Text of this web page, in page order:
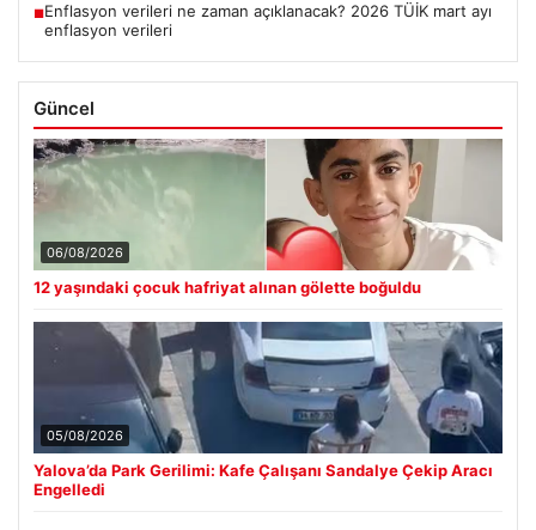
■Enflasyon verileri ne zaman açıklanacak? 2026 TÜİK mart ayı
enflasyon verileri
Güncel
06/08/2026
12 yaşındaki çocuk hafriyat alınan gölette boğuldu
05/08/2026
Yalova’da Park Gerilimi: Kafe Çalışanı Sandalye Çekip Aracı
Engelledi